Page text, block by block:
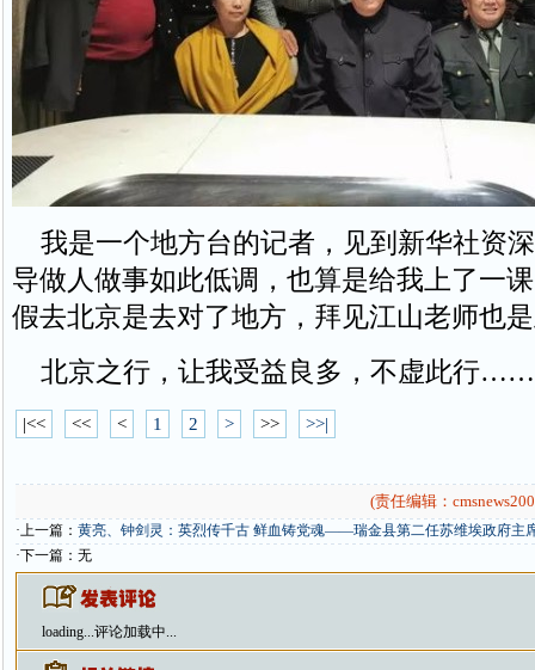
我是一个地方台的记者，见到新华社资
导做人做事如此低调，也算是给我上了一
假去北京是去对了地方，拜见江山老师也
北京之行，让我受益良多，不虚此行……
|<< << < 1 2 > >> >>|
(责任编辑：
·上一篇： 黄亮、钟剑灵：英烈传千古 鲜血铸党魂——瑞金县第二任苏维埃政府主
·下一篇：无
loading...评论加载中...